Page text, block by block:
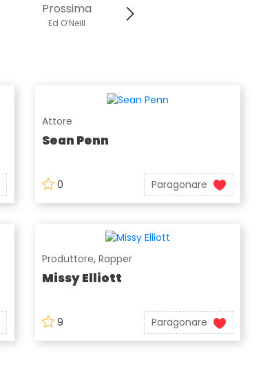
Prossima
Ed O’Neill
Attore
Sean Penn
0 Paragonare
Produttore, Rapper
Missy Elliott
9 Paragonare